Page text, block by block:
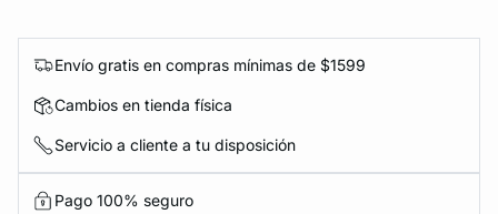
Envío gratis en compras mínimas de $1599
Cambios en tienda física
Servicio a cliente a tu disposición
Pago 100% seguro